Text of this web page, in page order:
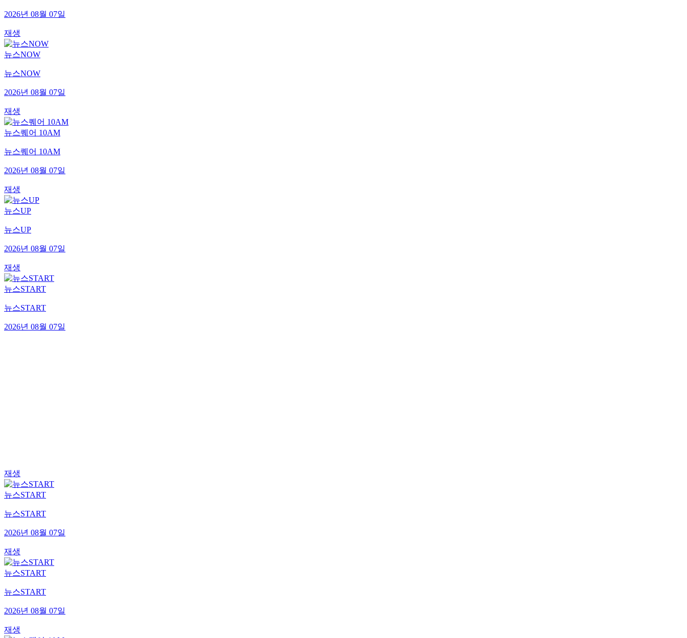
2026년 08월 07일
재생
뉴스NOW
뉴스NOW
2026년 08월 07일
재생
뉴스퀘어 10AM
뉴스퀘어 10AM
2026년 08월 07일
재생
뉴스UP
뉴스UP
2026년 08월 07일
재생
뉴스START
뉴스START
2026년 08월 07일
재생
뉴스START
뉴스START
2026년 08월 07일
재생
뉴스START
뉴스START
2026년 08월 07일
재생